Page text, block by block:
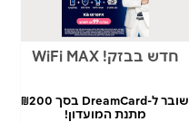
חדש בבזק! WiFi MAX
שובר ל-DreamCard בסך ₪200
מתנת המועדון!